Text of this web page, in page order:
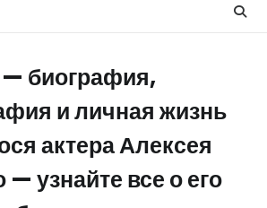
биография,
и личная жизнь
актера Алексея
— узнайте все о его